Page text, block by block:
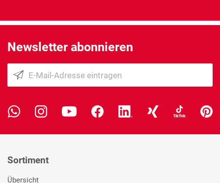
Newsletter abonnieren
Sortiment
Übersicht